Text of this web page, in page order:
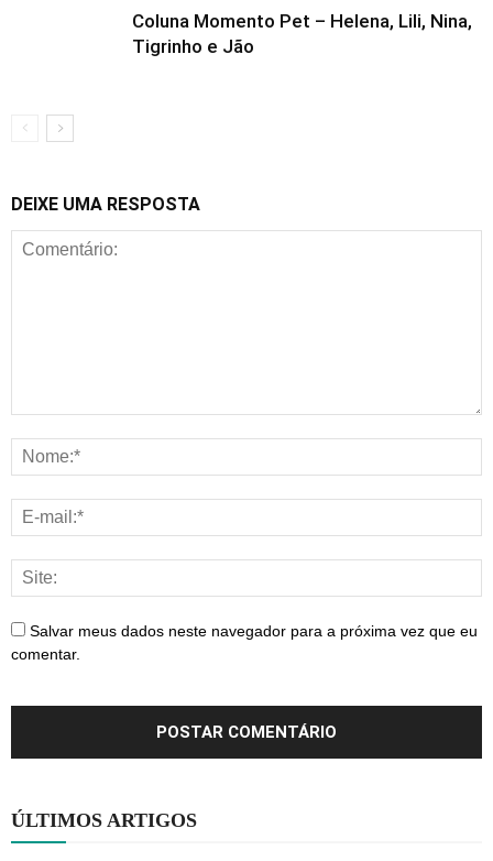
Coluna Momento Pet – Helena, Lili, Nina,
Tigrinho e Jão
DEIXE UMA RESPOSTA
Salvar meus dados neste navegador para a próxima vez que eu
comentar.
ÚLTIMOS ARTIGOS